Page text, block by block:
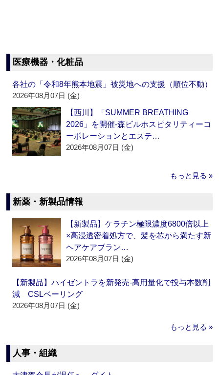
医療機器・化粧品
各社の「令和8年熊本地震」被災地への支援（順位不動）
2026年08月07日 (金)
【西川】「SUMMER BREATHING
2026」を開催‐森ビルホスピタリティーコ
ーポレーションとエステ…
2026年08月07日 (金)
もっと見る »
新薬・新製品情報
【新製品】ケラチン極限濃度6800倍以上
×高浸透密着処方で、髪を芯から満たす新
ヘアケアブラン…
2026年08月07日 (金)
【新製品】ハイゼントラを新発売‐高用量化で投与本数削
減 CSLベーリング
2026年08月07日 (金)
もっと見る »
人事・組織